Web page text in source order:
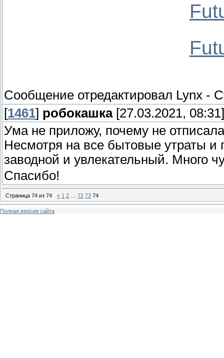
Сообщение отредактировал Lynx -
[1461] робокашка[27.03.2021, 08:31]
Ума не приложу, почему не
Несмотря на все бытовые утраты
заводной и увлекательный. Много
Спасибо!
Страница 74 из 74 « 1 2 72 73 74
Полная версия сайта